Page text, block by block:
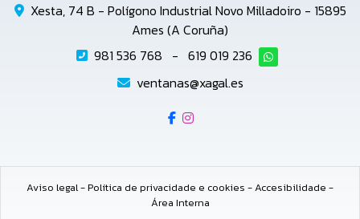
Xesta, 74 B - Polígono Industrial Novo Milladoiro - 15895
Ames (A Coruña)
981 536 768 - 619 019 236
ventanas@xagal.es
Aviso legal-Política de privacidade e cookies -Accesibilidade -
Área Interna